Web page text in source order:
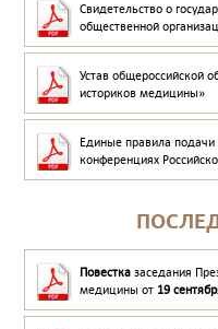
Свидетельство о
общественной
Устав общероссийской
историков медицины»
Единые правила подачи
конференциях
Повестка заседания
медицины от 19